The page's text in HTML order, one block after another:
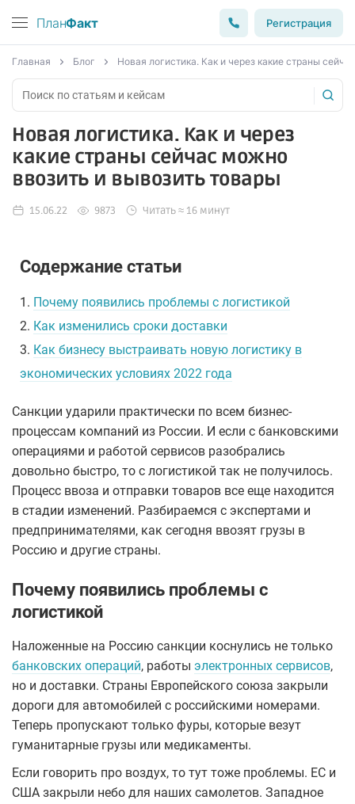
ПланФакт Регистрация
Главная Блог Новая логистика. Как и через какие страны
Новая логистика. Как и через
какие страны сейчас можно
ввозить и вывозить товары
15.06.22 9873 Читать ≈ 16 минут
Содержание статьи
1. Почему появились проблемы с логистикой
2. Как изменились сроки доставки
3. Как бизнесу выстраивать новую логистику в
экономических условиях 2022 года
Санкции ударили практически по всем бизнес-
процессам компаний из России. И если с банковскими
операциями и работой сервисов разобрались
довольно быстро, то с логистикой так не получилось.
Процесс ввоза и отправки товаров все еще находится
в стадии изменений. Разбираемся с экспертами и
предпринимателями, как сегодня ввозят грузы в
Россию и другие страны.
Почему появились проблемы с
логистикой
Наложенные на Россию санкции коснулись не только
банковских операций, работы электронных сервисов,
но и доставки. Страны Европейского союза закрыли
дороги для автомобилей с российскими номерами.
Теперь пропускают только фуры, которые везут
гуманитарные грузы или медикаменты.
Если говорить про воздух, то тут тоже проблемы. ЕС и
США закрыли небо для наших самолетов. Западное